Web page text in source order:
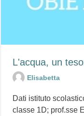
L'acqua, un
Elisabetta
Dati istituto
classe 1D; prof.sse